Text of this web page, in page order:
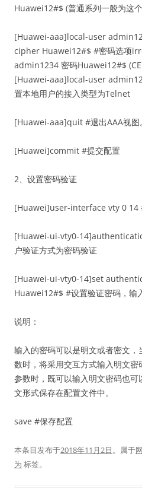
Huawei12#$ (普通系列一般为这
[Huawei-aaa]local-user
cipher Huawei12#$ #密码选项
admin1234 密码Huawei12#$
[Huawei-aaa]local-user
置本地用户的接入类型为Telnet
[Huawei-aaa]quit #退出AAA视图。
[Huawei]commit #提交配置
2、设置密码验证
[Huawei]user-interface vty 0 14
[Huawei-ui-vty0-
户验证方式为密码验证
[Huawei-ui-vty0-14]set
Huawei12#$ #设置验证密码，输
说明：
输入的密码可以是明文或者密文
数时，将采用交互方式输入明文
参数时，既可以输入明文密码也
文形式保存在配置文件中。
save #保存配置
本条目发布于2018年11月2日。属于
为 标签。